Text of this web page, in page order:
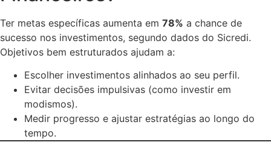
Ter metas específicas aumenta em 78% a chance de
sucesso nos investimentos, segundo dados do Sicredi.
Objetivos bem estruturados ajudam a:
Escolher investimentos alinhados ao seu perfil.
Evitar decisões impulsivas (como investir em
modismos).
Medir progresso e ajustar estratégias ao longo do
tempo.